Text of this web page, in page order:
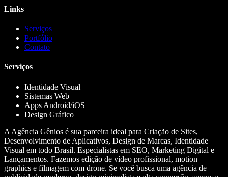
Links
Serviços
Portfólio
Contato
Serviços
Identidade Visual
Sistemas Web
Apps Android/iOS
Design Gráfico
A Agência Gênios é sua parceira ideal para Criação de Sites,
Desenvolvimento de Aplicativos, Design de Marcas, Identidade
Visual em todo Brasil. Especialistas em SEO, Marketing Digital e
Lançamentos. Fazemos edição de vídeo profissional, motion
graphics e filmagem com drone. Se você busca uma agência de